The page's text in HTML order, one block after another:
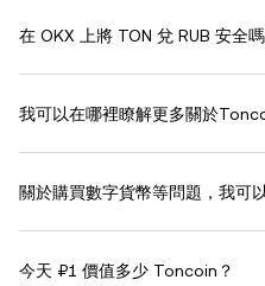
在 OKX 上將 TON 兌 RUB 安全嗎
我可以在哪裡瞭解更多關於
關於購買數字貨幣等問題，我可
今天 ₽1 價值多少 Toncoin？